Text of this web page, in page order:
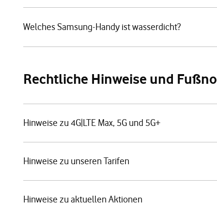
Welches Samsung-Handy ist wasserdicht?
Rechtliche Hinweise und
Hinweise zu 4G|LTE Max, 5G und 5G+
Hinweise zu unseren Tarifen
Hinweise zu aktuellen Aktionen